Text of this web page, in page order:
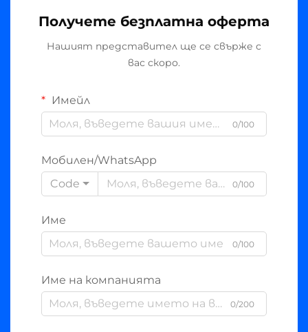
Получете безплатна оферта
Нашият представител ще се свърже с
вас скоро.
Имейл
0/100
Мобилен/WhatsApp
Code
0/100
Име
0/100
Име на компанията
0/200